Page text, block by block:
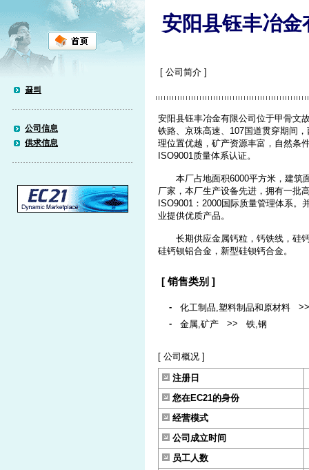
끓틔
公司信息
供求信息
安阳县钰丰冶金
[ 公司简介 ]
安阳县钰丰冶金有限公司位于甲骨文
铁路、京珠高速、107国道贯穿期间
理位置优越，矿产资源丰富，自然条
ISO9001质量体系认证。
本厂占地面积6000平方米，建筑
厂家，本厂生产设备先进，拥有一批
ISO9001：2000国际质量管理体系。
业提供优质产品。
长期供应金属钙粒，钙铁线，硅钙
硅钙钡铝合金，新型硅钡钙合金。
[ 销售类别 ]
- 化工制品,塑料制品和原材料
-
金属,矿产 >> 铁,钢
[ 公司概况 ]
注册日
您在EC21的身份
经营模式
公司成立时间
员工人数